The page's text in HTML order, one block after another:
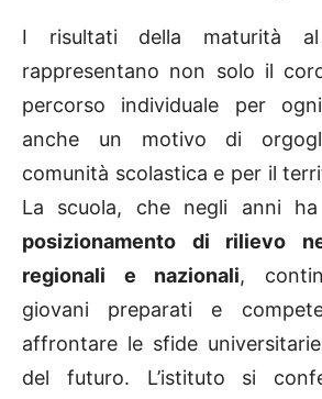
I risultati della maturità al
rappresentano non solo il
percorso individuale per
anche un motivo di
comunità scolastica e per il
La scuola, che negli anni
posizionamento di rilievo
regionali e nazionali,
giovani preparati e
affrontare le sfide
del futuro. L’istituto si